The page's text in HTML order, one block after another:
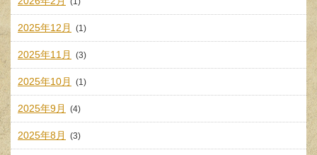
2025年12月 (1)
2025年11月 (3)
2025年10月 (1)
2025年9月 (4)
2025年8月 (3)